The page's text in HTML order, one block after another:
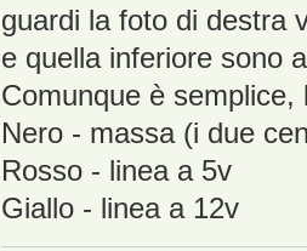
guardi la foto di destra
e quella inferiore sono
Comunque è
Nero - massa (i due
Rosso - linea a 5v
Giallo - linea a 12v